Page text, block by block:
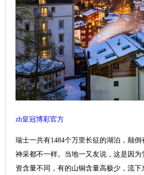
zh皇冠博彩官方
瑞士一共有1484个万里长征的湖泊，颠
神采都不一样。当地一又友说，这是因为
资含量不同，有的山铜含量高极少，流下